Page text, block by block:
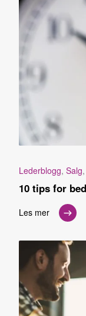
Lederblogg, Salg,
10 tips for
Les mer